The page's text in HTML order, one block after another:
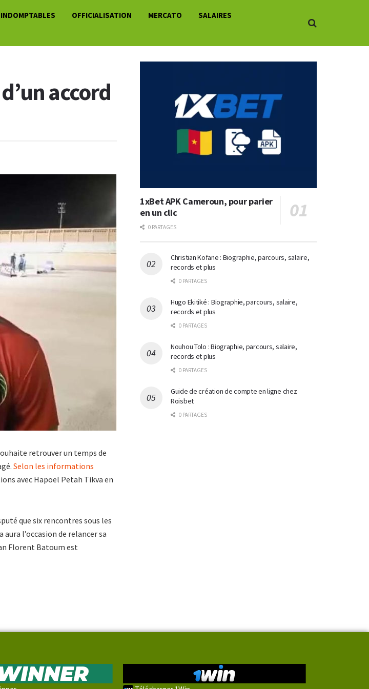
OFFICIALISATION MERCATO
SALAIRES
accord
retrouver un temps de
Selon les informations
avec Hapoel Petah Tikva en
que six rencontres sous les
l’occasion de relancer sa
Florent Batoum est
1xBet APK Cameroun, pour parier
en un clic
0 PARTAGES
Christian Kofane : Biographie, parcours, salaire,
records et plus
0 PARTAGES
Hugo Ekitiké : Biographie, parcours, salaire,
records et plus
0 PARTAGES
Nouhou Tolo : Biographie, parcours, salaire,
records et plus
0 PARTAGES
Guide de création de compte en ligne chez
Roisbet
0 PARTAGES